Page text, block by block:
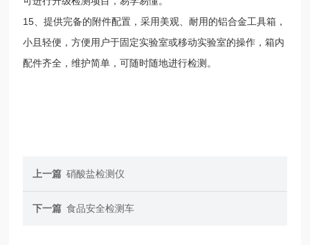
15、提供完备的附件配置，采用美观、耐用的铝合金工具箱，
小且轻便，方便用户于固定实验室或移动实验室的操作，箱内
配件齐全，维护简单，可随时随地进行检测。
上一篇 硝酸盐检测仪
下一篇 食品安全检测车